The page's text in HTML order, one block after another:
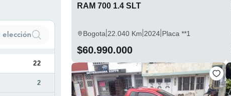
22
2
RAM 700 1.4 SLT
Bogota|22.040 Km|2024|Placa **1
$60.990.000